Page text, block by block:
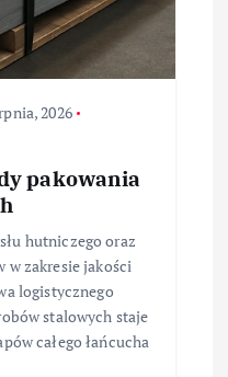
2026
pakowania
hutniczego oraz
w zakresie jakości
logistycznego
stalowych staje
całego łańcucha